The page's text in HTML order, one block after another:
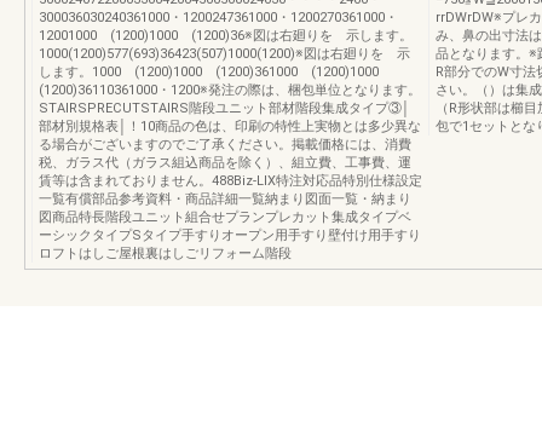
300036030240361000・1200247361000・1200270361000・
12001000 (1200)1000 (1200)36※図は右廻りを 示します。
1000(1200)577(693)36423(507)1000(1200)※図は右廻りを 示
します。1000 (1200)1000 (1200)361000 (1200)1000
(1200)36110361000・1200※発注の際は、梱包単位となります。
STAIRSPRECUTSTAIRS階段ユニット部材階段集成タイプ③│
部材別規格表│！10商品の色は、印刷の特性上実物とは多少異な
る場合がございますのでご了承ください。掲載価格には、消費
税、ガラス代（ガラス組込商品を除く）、組立費、工事費、運
賃等は含まれておりません。488Biz-LIX特注対応品特別仕様設定
一覧有償部品参考資料・商品詳細一覧納まり図面一覧・納まり
図商品特長階段ユニット組合せプランプレカット集成タイプベ
ーシックタイプSタイプ手すりオープン用手すり壁付け用手すり
ロフトはしご屋根裏はしごリフォーム階段
rrDWrDW※プレ
み、鼻の出寸法
品となります。※
R部分でのW寸
さい。（）は集
（R形状部は櫛
包で1セットとな